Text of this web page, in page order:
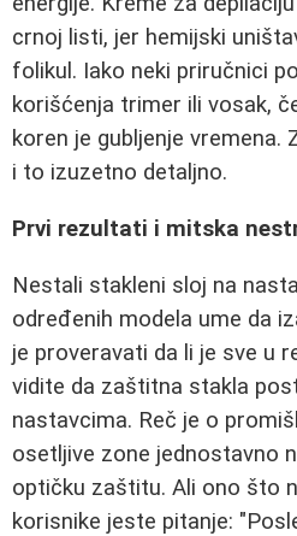
crnoj listi, jer hemijski
folikul. Iako neki priručnici
korišćenja trimer ili vosak,
koren je gubljenje vremena.
i to izuzetno detaljno.
Prvi rezultati i mitska
Nestali stakleni sloj na
određenih modela ume da
je proveravati da li je sve u
vidite da zaštitna stakla
nastavcima. Reč je o
osetljive zone jednostavno
optičku zaštitu. Ali ono što
korisnike jeste pitanje: